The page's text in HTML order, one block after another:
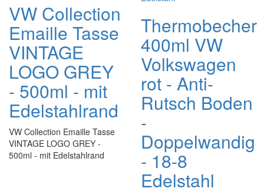
VW Collection
Emaille Tasse
VINTAGE
LOGO GREY
- 500ml - mit
Edelstahlrand
VW Collection Emaille Tasse
VINTAGE LOGO GREY -
500ml - mit Edelstahlrand
Thermobecher
400ml VW
Volkswagen
rot - Anti-
Rutsch Boden
-
Doppelwandig
- 18-8
Edelstahl